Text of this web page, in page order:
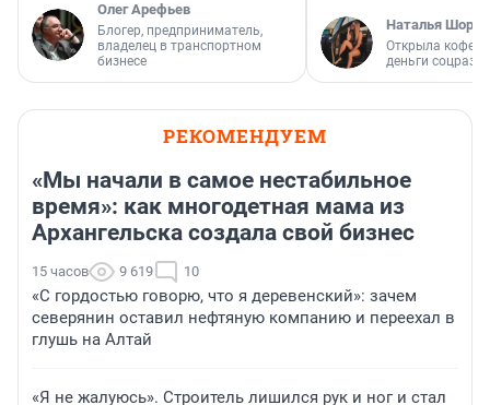
Олег Арефьев
Блогер, предприниматель,
владелец в транспортном
бизнесе
Наталья
Открыла
деньги
РЕКОМЕНДУЕМ
«Мы начали в самое нестабильное
время»: как многодетная мама из
Архангельска создала свой бизнес
15 часов 9 619 10
«С гордостью говорю, что я деревенский»: зачем
северянин оставил нефтяную компанию и переехал в
глушь на Алтай
«Я не жалуюсь». Строитель лишился рук и ног и стал